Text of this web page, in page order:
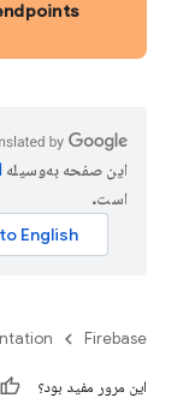
این صفحه به‌وسیله
است.
Firebase
این مرور مفید بود؟